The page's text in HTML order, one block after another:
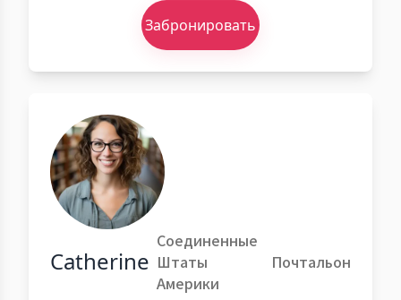
Забронировать
Catherine
Соединенные
Штаты
Америки
Почтальон